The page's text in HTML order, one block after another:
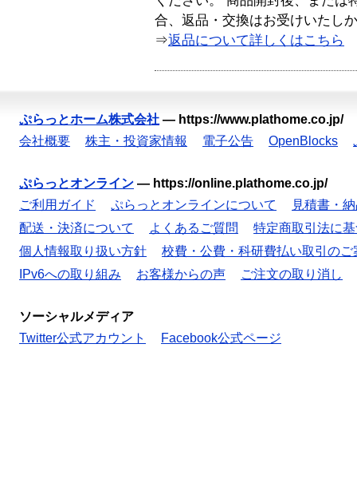
合、返品・交換はお受けいたし
⇒返品について詳しくはこちら
ぷらっとホーム株式会社 — https://www.plathome.co.jp/
会社概要
株主・投資家情報 電子公告 OpenBlocks
ぷらっとオンライン — https://online.plathome.co.jp/
ご利用ガイド
ぷらっとオンラインについて
見積書・
配送・決済について
よくあるご質問
特定商取引法に
個人情報取り扱い方針
校費・公費・科研費払い取引のご
IPv6への取り組み
お客様からの声 ご注文の取り消し
ソーシャルメディア
Twitter公式アカウント
Facebook公式ページ